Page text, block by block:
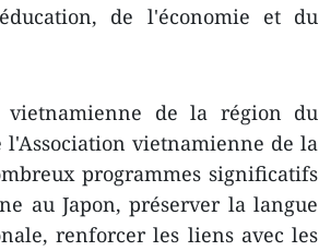
de l'économie et du
vietnamienne de la région du
vietnamienne de la
programmes significatifs
au Japon, préserver la langue
renforcer les liens avec les